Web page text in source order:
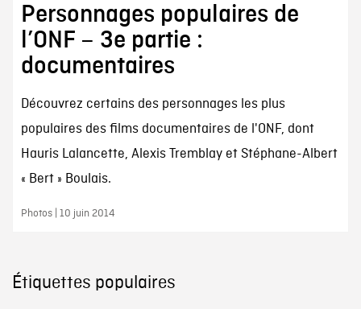
Personnages populaires de
l’ONF – 3e partie :
documentaires
Découvrez certains des personnages les plus
populaires des films documentaires de l'ONF, dont
Hauris Lalancette, Alexis Tremblay et Stéphane-Albert
« Bert » Boulais.
Photos | 10 juin 2014
Étiquettes populaires